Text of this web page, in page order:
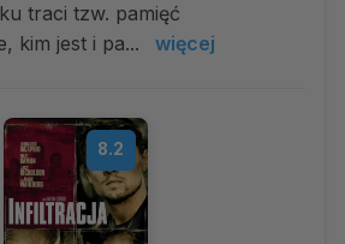
traci tzw. pamięć
kim jest i pa...
więcej
8.2